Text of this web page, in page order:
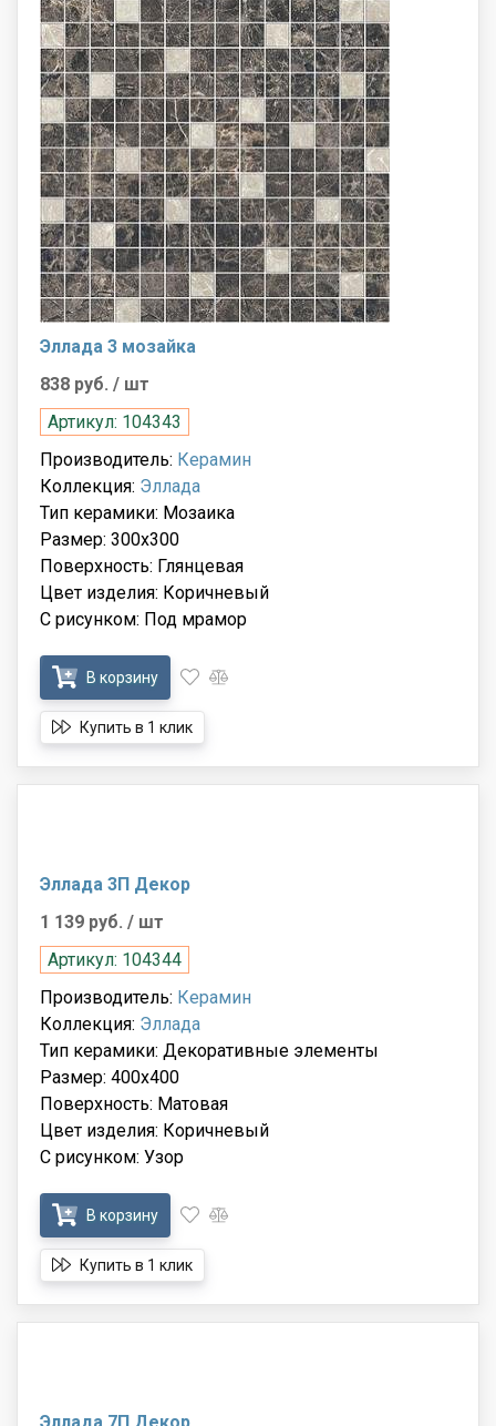
Эллада 3 мозайка
838 руб. / шт
Артикул: 104343
Производитель: Керамин
Коллекция: Эллада
Тип керамики: Мозаика
Размер: 300x300
Поверхность: Глянцевая
Цвет изделия: Коричневый
С рисунком: Под мрамор
В корзину
Купить в 1 клик
Эллада 3П Декор
1 139 руб. / шт
Артикул: 104344
Производитель: Керамин
Коллекция: Эллада
Тип керамики: Декоративные элементы
Размер: 400x400
Поверхность: Матовая
Цвет изделия: Коричневый
С рисунком: Узор
В корзину
Купить в 1 клик